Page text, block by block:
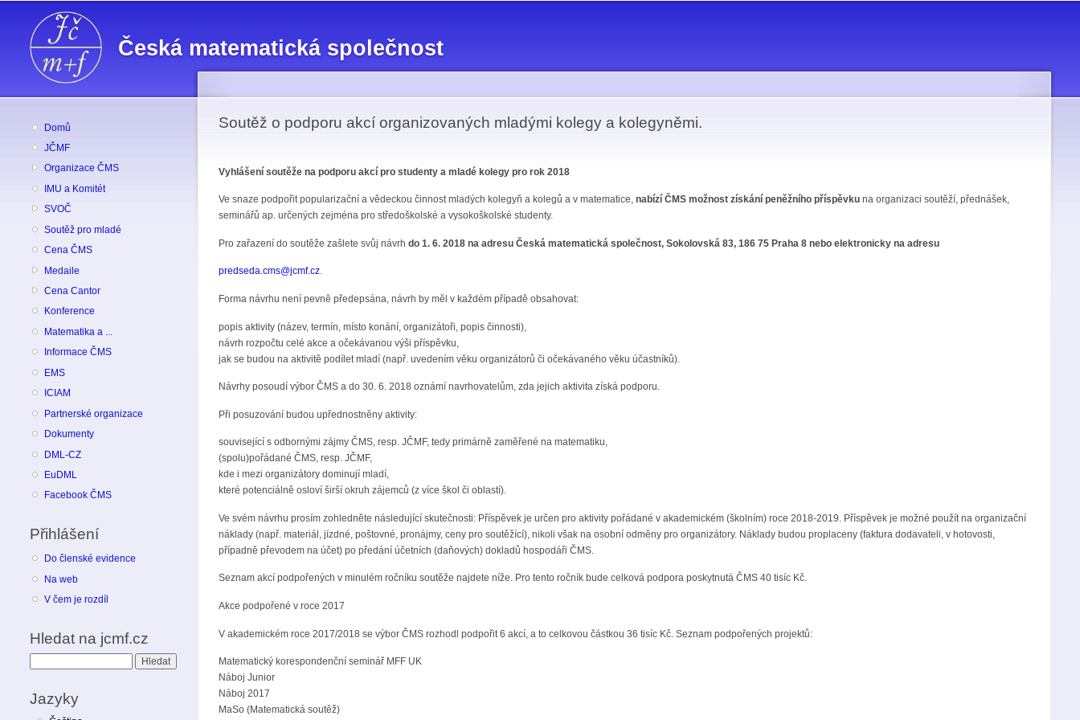
Česká matematická společnost
Domů
JČMF
Organizace ČMS
IMU a Komitét
SVOČ
Soutěž pro mladé
Cena ČMS
Medaile
Cena Cantor
Konference
Matematika a ...
Informace ČMS
EMS
ICIAM
Partnerské organizace
Dokumenty
DML-CZ
EuDML
Facebook ČMS
Přihlášení
Do členské evidence
Na web
V čem je rozdíl
Hledat na jcmf.cz
Jazyky
Soutěž o podporu akcí organizovaných mladými kolegy a kolegyněmi.
Vyhlášení soutěže na podporu akcí pro studenty a mladé kolegy pro rok 2018
Ve snaze podpořit popularizační a vědeckou činnost mladých kolegyň a kolegů a v matematice, nabízí ČMS možnost získání peněžního příspěvku na organizaci soutěží, přednášek,
seminářů ap. určených zejména pro středoškolské a vysokoškolské studenty.
Pro zařazení do soutěže zašlete svůj návrh do 1. 6. 2018 na adresu Česká matematická společnost, Sokolovská 83, 186 75 Praha 8 nebo elektronicky na adresu
predseda.cms@jcmf.cz.
Forma návrhu není pevně předepsána, návrh by měl v každém případě obsahovat:
popis aktivity (název, termín, místo konání, organizátoři, popis činnosti),
návrh rozpočtu celé akce a očekávanou výši příspěvku,
jak se budou na aktivitě podílet mladí (např. uvedením věku organizátorů či očekávaného věku účastníků).
Návrhy posoudí výbor ČMS a do 30. 6. 2018 oznámí navrhovatelům, zda jejich aktivita získá podporu.
Při posuzování budou upřednostněny aktivity:
související s odbornými zájmy ČMS, resp. JČMF, tedy primárně zaměřené na matematiku,
(spolu)pořádané ČMS, resp. JČMF,
kde i mezi organizátory dominují mladí,
které potenciálně osloví širší okruh zájemců (z více škol či oblastí).
Ve svém návrhu prosím zohledněte následující skutečnosti: Příspěvek je určen pro aktivity pořádané v akademickém (školním) roce 2018-2019. Příspěvek je možné použít na organizační
náklady (např. materiál, jízdné, poštovné, pronájmy, ceny pro soutěžící), nikoli však na osobní odměny pro organizátory. Náklady budou proplaceny (faktura dodavateli, v hotovosti,
případně převodem na účet) po předání účetních (daňových) dokladů hospodáři ČMS.
Seznam akcí podpořených v minulém ročníku soutěže najdete níže. Pro tento ročník bude celková podpora poskytnutá ČMS 40 tisíc Kč.
Akce podpořené v roce 2017
V akademickém roce 2017/2018 se výbor ČMS rozhodl podpořit 6 akcí, a to celkovou částkou 36 tisíc Kč. Seznam podpořených projektů:
Matematický korespondenční seminář MFF UK
Náboj Junior
Náboj 2017
MaSo (Matematická soutěž)